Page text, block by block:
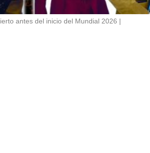
antes del inicio del Mundial 2026